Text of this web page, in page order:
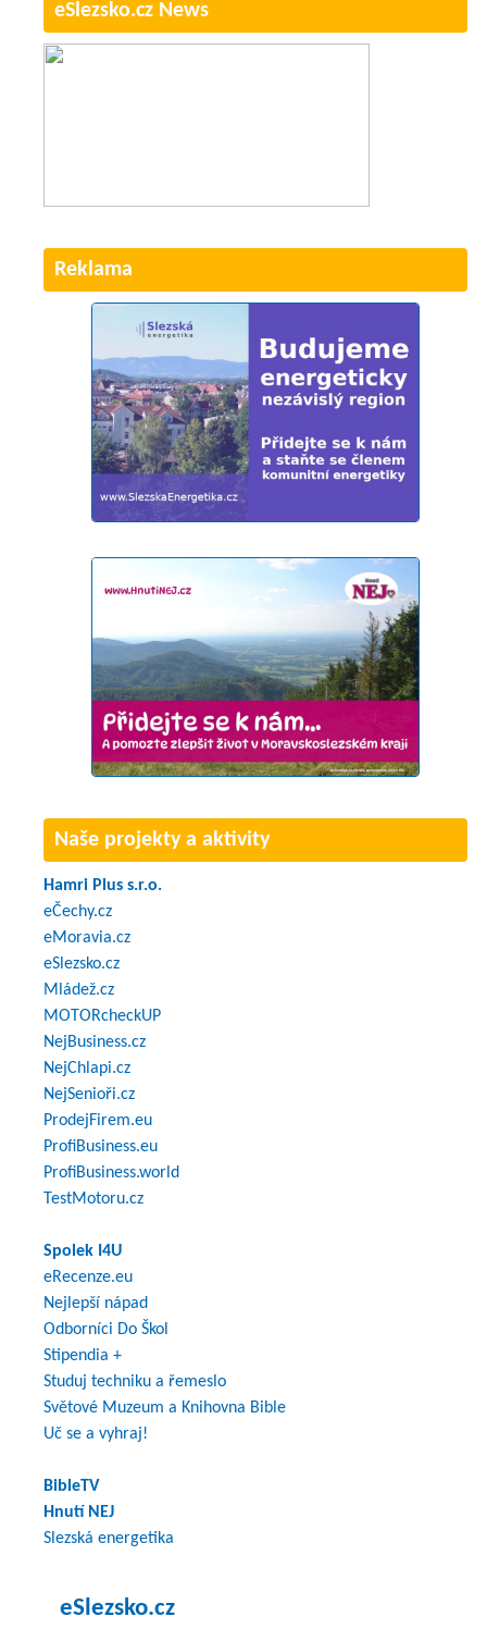
eSlezsko.cz News
Reklama
Naše projekty a aktivity
Hamri Plus s.r.o.
eČechy.cz
eMoravia.cz
eSlezsko.cz
Mládež.cz
MOTORcheckUP
NejBusiness.cz
NejChlapi.cz
NejSenioři.cz
ProdejFirem.eu
ProfiBusiness.eu
ProfiBusiness.world
TestMotoru.cz
Spolek I4U
eRecenze.eu
Nejlepší nápad
Odborníci Do Škol
Stipendia +
Studuj techniku a řemeslo
Světové Muzeum a Knihovna Bible
Uč se a vyhraj!
BibleTV
Hnutí NEJ
Slezská energetika
eSlezsko.cz